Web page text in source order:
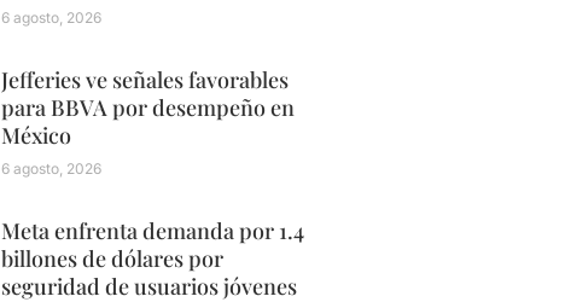
6 agosto, 2026
Jefferies ve señales favorables
para BBVA por desempeño en
México
6 agosto, 2026
Meta enfrenta demanda por 1.4
billones de dólares por
seguridad de usuarios jóvenes